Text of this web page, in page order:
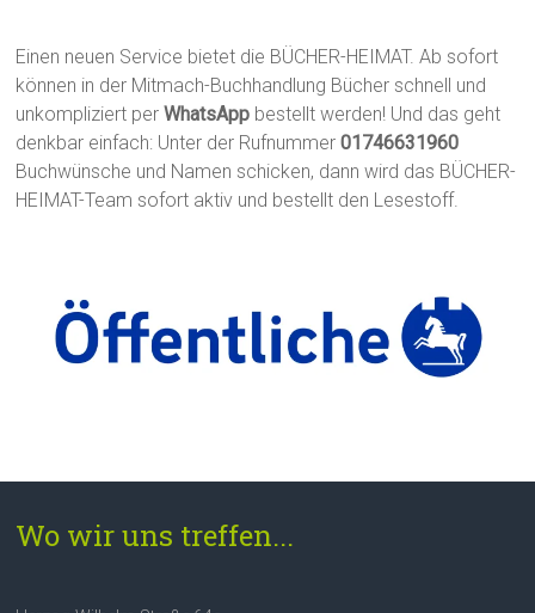
Einen neuen Service bietet die BÜCHER-HEIMAT. Ab sofort
können in der Mitmach-Buchhandlung Bücher schnell und
unkompliziert perWhatsApp bestellt werden! Und das geht
denkbar einfach: Unter der Rufnummer01746631960
Buchwünsche und Namen schicken, dann wird das BÜCHER-
HEIMAT-Team sofort aktiv und bestellt den Lesestoff.
Wo wir uns treffen...